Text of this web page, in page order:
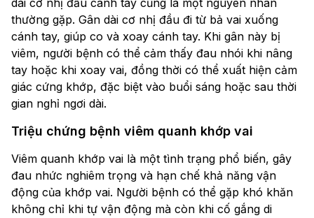
dài cơ nhị đầu cánh tay cũng là một nguyên nhân
thường gặp. Gân dài cơ nhị đầu đi từ bả vai xuống
cánh tay, giúp co và xoay cánh tay. Khi gân này bị
viêm, người bệnh có thể cảm thấy đau nhói khi nâng
tay hoặc khi xoay vai, đồng thời có thể xuất hiện cảm
giác cứng khớp, đặc biệt vào buổi sáng hoặc sau thời
gian nghỉ ngơi dài.
Triệu chứng bệnh viêm quanh khớp vai
Viêm quanh khớp vai là một tình trạng phổ biến, gây
đau nhức nghiêm trọng và hạn chế khả năng vận
động của khớp vai. Người bệnh có thể gặp khó khăn
không chỉ khi tự vận động mà còn khi cố gắng di